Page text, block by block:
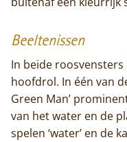
Beeltenissen
In beide roosvensters
hoofdrol. In één van
Green Man’
van het water en de
spelen ‘water’ en de